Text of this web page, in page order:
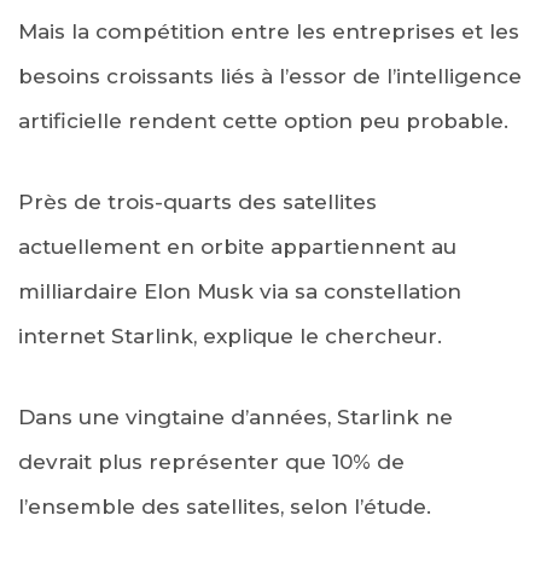
Mais la compétition entre les entreprises et les
besoins croissants liés à l’essor de l’intelligence
artificielle rendent cette option peu probable.
Près de trois-quarts des satellites
actuellement en orbite appartiennent au
milliardaire Elon Musk via sa constellation
internet Starlink, explique le chercheur.
Dans une vingtaine d’années, Starlink ne
devrait plus représenter que 10% de
l’ensemble des satellites, selon l’étude.